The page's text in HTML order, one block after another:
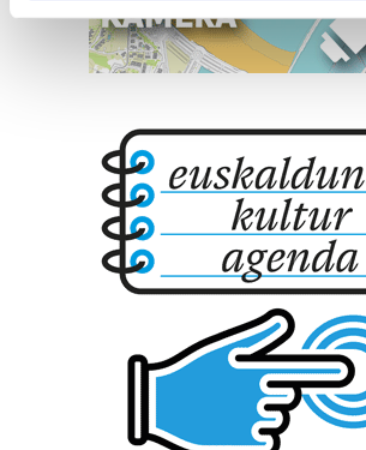
Find out more about how your personal
and set your preferences in thedetails
prozesatzen ditugu, zure IP zenbakia,
teknologia erabiliz, cookieak adibidez,
pertsonalizatuak eskaintzeko, iragarkiak
neurtzeko, jendeari buruzko informazioa
produktuak garatzeko. Zure datuak nork
erabiltzen dituen hauta dezakezu.
Bazkide batzuek ez dizute baimenik
interes komertzial legitimoetan
bazkideen zerrenda, beren ustez zein
duten interes legitimoa eta horren aurka